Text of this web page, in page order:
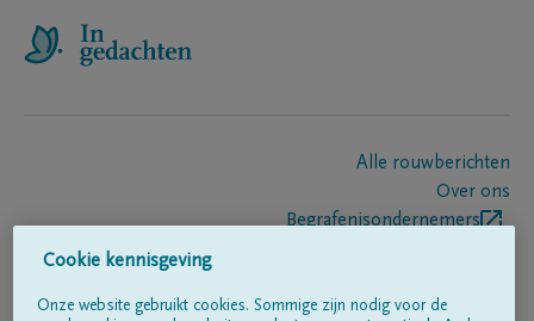
Alle rouwberichten
Over ons
Begrafenisondernemers
Cookie kennisgeving
Onze website gebruikt cookies. Sommige zijn nodig voor de